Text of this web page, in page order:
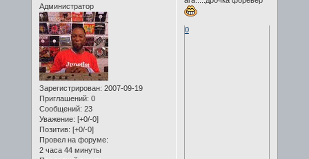
Администратор
Зарегистрирован: 2007-09-19
Приглашений: 0
Сообщений: 23
Уважение: [+0/-0]
Позитив: [+0/-0]
Провел на форуме:
2 часа 44 минуты
0